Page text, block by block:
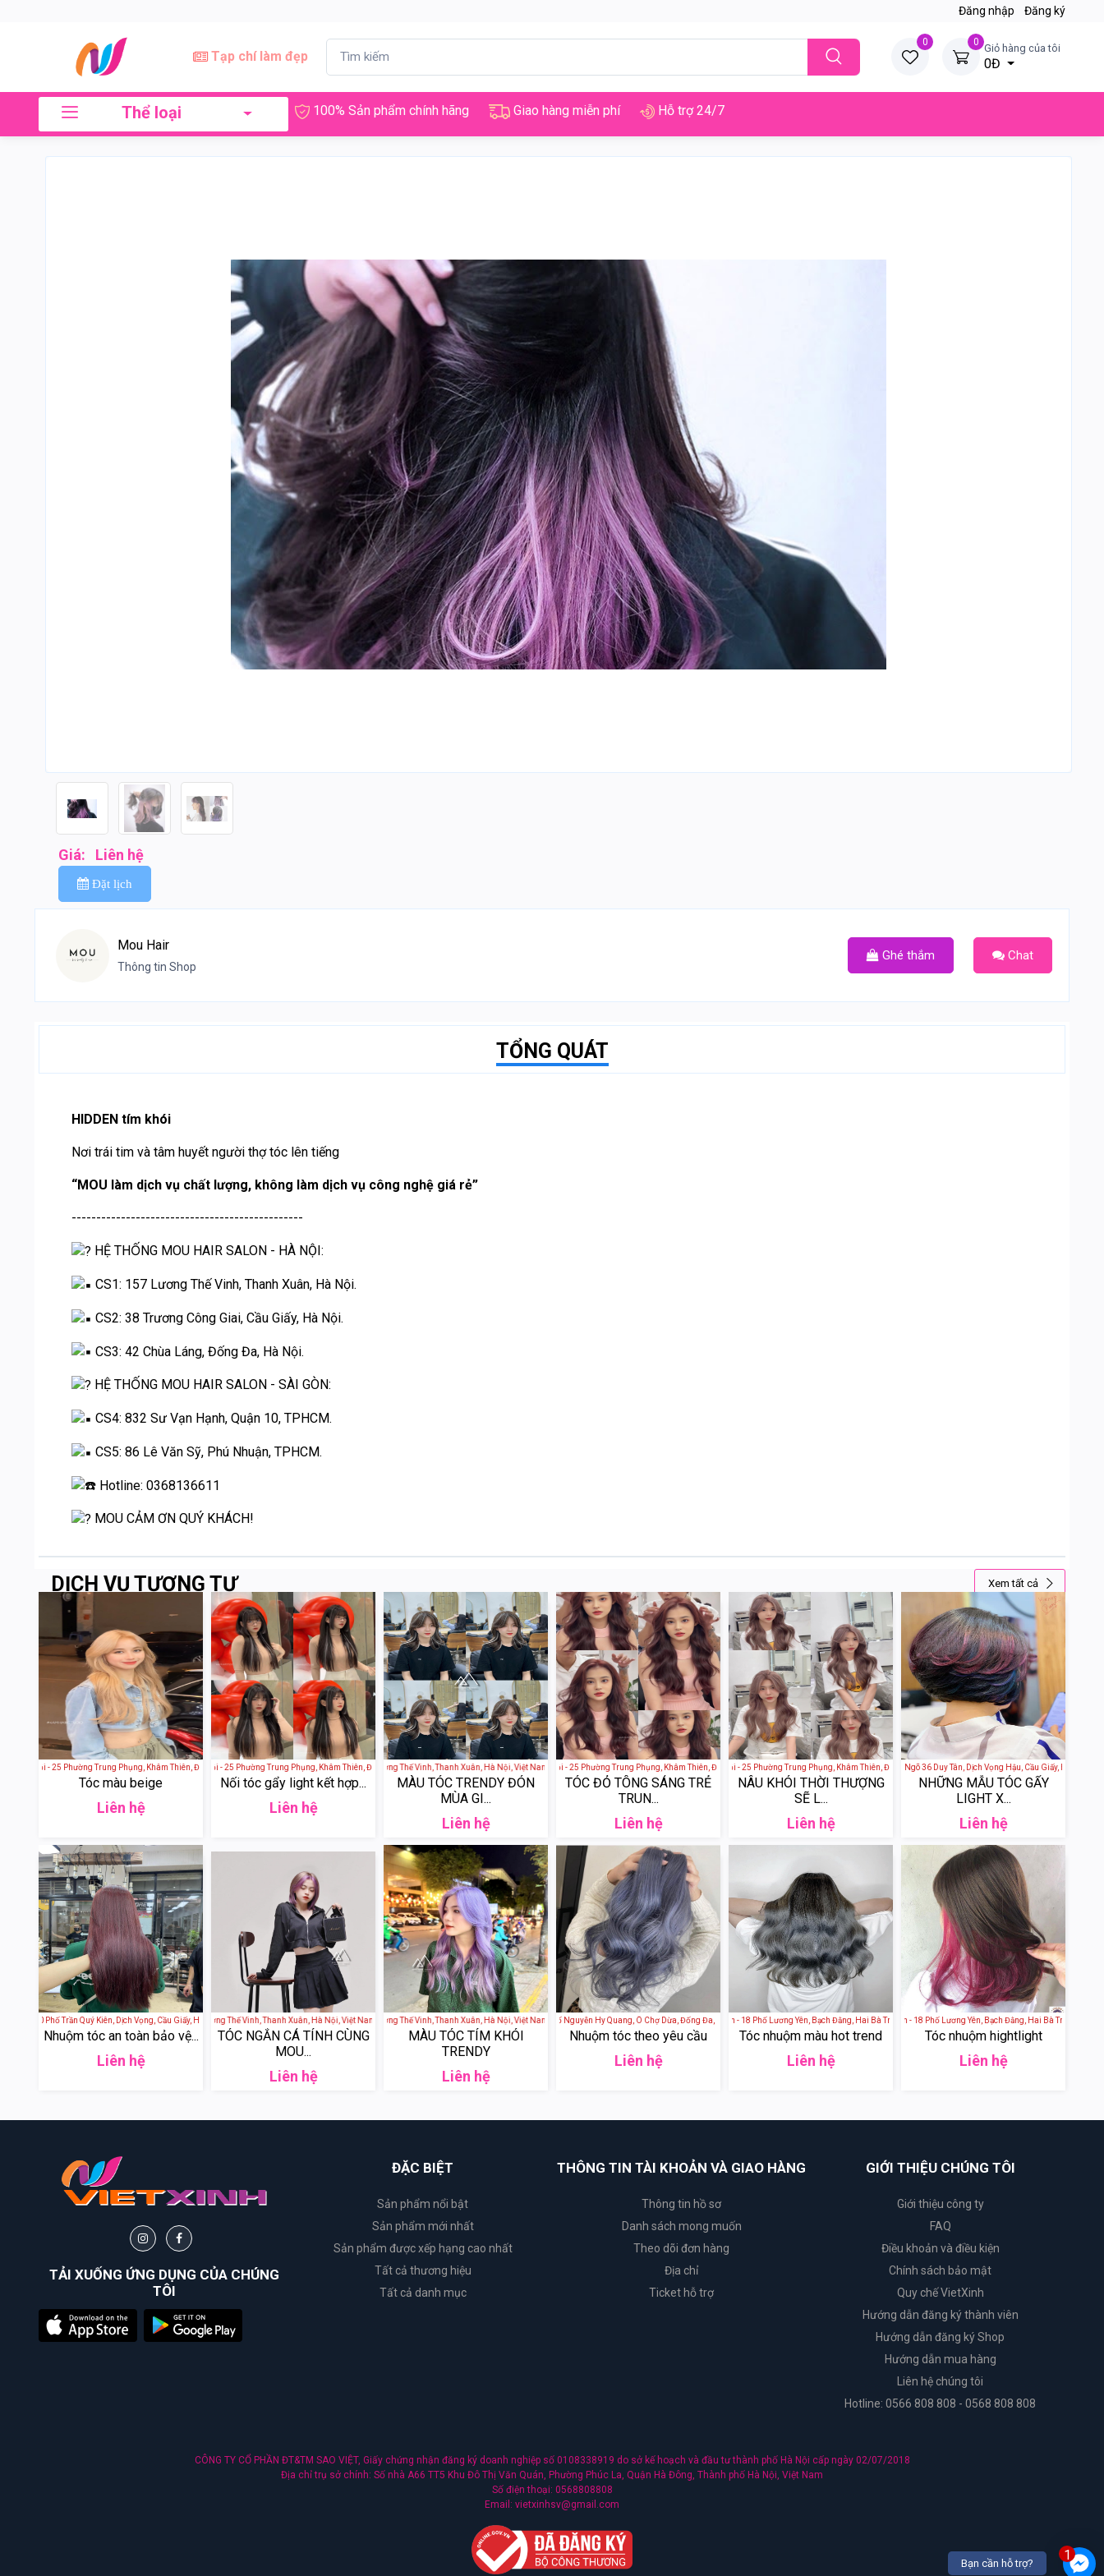
1
Bạn cần hỗ trợ?
Đăng nhập Đăng ký
Tạp chí làm đẹp
0 0 Giỏ hàng của tôi
0Đ
Thể loại 100% Sản phẩm chính hãng Giao hàng miễn phí Hỗ trợ 24/7
Giá: Liên hệ
Đặt lịch
Mou Hair
Thông tin Shop
Ghé thắm Chat
TỔNG QUÁT
HIDDEN tím khói
Nơi trái tim và tâm huyết người thợ tóc lên tiếng
“MOU làm dịch vụ chất lượng, không làm dịch vụ công nghệ giá rẻ”
-----------------------------------------------
HỆ THỐNG MOU HAIR SALON - HÀ NỘI:
CS1: 157 Lương Thế Vinh, Thanh Xuân, Hà Nội.
CS2: 38 Trương Công Giai, Cầu Giấy, Hà Nội.
CS3: 42 Chùa Láng, Đống Đa, Hà Nội.
HỆ THỐNG MOU HAIR SALON - SÀI GÒN:
CS4: 832 Sư Vạn Hạnh, Quận 10, TPHCM.
CS5: 86 Lê Văn Sỹ, Phú Nhuận, TPHCM.
Hotline: 0368136611
MOU CẢM ƠN QUÝ KHÁCH!
DỊCH VỤ TƯƠNG TỰ Xem tất cả
Hà Nội - 25 Phường Trung Phụng, Khâm Thiên, Đống Đa, Hà Nội, Việt Nam
Tóc màu beige
Liên hệ
4AM Hair Studio - Hà Nội - 25 Phường Trung Phụng, Khâm Thiên, Đống Đa, Hà Nội, Việt Nam
Nối tóc gẩy light kết hợp...
Liên hệ
Mou Hair - 157 Lương Thế Vinh, Thanh Xuân, Hà Nội, Việt Nam
MÀU TÓC TRENDY ĐÓN
MÙA GI...
Liên hệ
4AM Hair Studio - Hà Nội - 25 Phường Trung Phụng, Khâm Thiên, Đống Đa, Hà Nội, Việt Nam
TÓC ĐỎ TÔNG SÁNG TRẺ
TRUN...
Liên hệ
4AM Hair Studio - Hà Nội - 25 Phường Trung Phụng, Khâm Thiên, Đống Đa, Hà Nội, Việt Nam
NÂU KHÓI THỜI THƯỢNG
SẼ L...
Liên hệ
Anh Đào Hair Salon - 39 Ngõ 36 Duy Tân, Dịch Vọng Hậu, Cầu Giấy, Hà Nội, Việt
NHỮNG MẪU TÓC GẨY
LIGHT X...
Liên hệ
- 5/30 Phố Trần Quý Kiên, Dịch Vọng, Cầu Giấy, Hà Nội, Việt Nam
Nhuộm tóc an toàn bảo vệ...
Liên hệ
Mou Hair - 157 Lương Thế Vinh, Thanh Xuân, Hà Nội, Việt Nam
TÓC NGẮN CÁ TÍNH CÙNG
MOU...
Liên hệ
Mou Hair - 157 Lương Thế Vinh, Thanh Xuân, Hà Nội, Việt Nam
MÀU TÓC TÍM KHÓI
TRENDY
Liên hệ
SooIn Hair Salon - 98 Phố Nguyễn Hy Quang, Ô Chợ Dừa, Đống Đa, Hà Nội, Việt Nam
Nhuộm tóc theo yêu cầu
Liên hệ
Helios Hair Beauty Salon - 18 Phố Lương Yên, Bạch Đằng, Hai Bà Trưng, Hà Nội, Việt Nam
Tóc nhuộm màu hot trend
Liên hệ
Helios Hair Beauty Salon - 18 Phố Lương Yên, Bạch Đằng, Hai Bà Trưng, Hà Nội,
Tóc nhuộm hightlight
Liên hệ
TẢI XUỐNG ỨNG DỤNG CỦA CHÚNG
TÔI
ĐẶC BIỆT
Sản phẩm nổi bật
Sản phẩm mới nhất
Sản phẩm được xếp hạng cao nhất
Tất cả thương hiệu
Tất cả danh mục
THÔNG TIN TÀI KHOẢN VÀ GIAO HÀNG
Thông tin hồ sơ
Danh sách mong muốn
Theo dõi đơn hàng
Địa chỉ
Ticket hỗ trợ
GIỚI THIỆU CHÚNG TÔI
Giới thiệu công ty
FAQ
Điều khoản và điều kiện
Chính sách bảo mật
Quy chế VietXinh
Hướng dẫn đăng ký thành viên
Hướng dẫn đăng ký Shop
Hướng dẫn mua hàng
Liên hệ chúng tôi
Hotline: 0566 808 808 - 0568 808 808
CÔNG TY CỔ PHẦN ĐT&TM SAO VIỆT, Giấy chứng nhận đăng ký doanh nghiệp số 0108338919 do sở kế hoạch và đầu tư thành phố Hà Nội cấp ngày 02/07/2018
Địa chỉ trụ sở chính: Số nhà A66 TT5 Khu Đô Thị Văn Quán, Phường Phúc La, Quận Hà Đông, Thành phố Hà Nội, Việt Nam
Số điện thoại: 0568808808
Email: vietxinhsv@gmail.com